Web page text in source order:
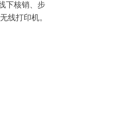
下核销、步
线打印机。